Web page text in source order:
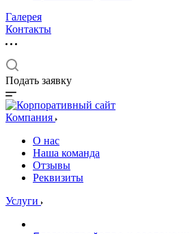
Галерея
Контакты
Подать заявку
Компания
О нас
Наша команда
Отзывы
Реквизиты
Услуги